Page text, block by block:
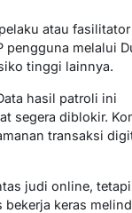
atau
pengguna melalui
tinggi lainnya.
hasil patroli ini
segera diblokir.
transaksi
judi online,
keras